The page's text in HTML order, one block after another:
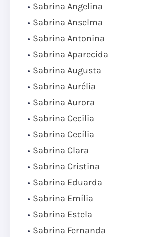
Sabrina Angelina
Sabrina Anselma
Sabrina Antonina
Sabrina Aparecida
Sabrina Augusta
Sabrina Aurélia
Sabrina Aurora
Sabrina Cecilia
Sabrina Cecília
Sabrina Clara
Sabrina Cristina
Sabrina Eduarda
Sabrina Emília
Sabrina Estela
Sabrina Fernanda